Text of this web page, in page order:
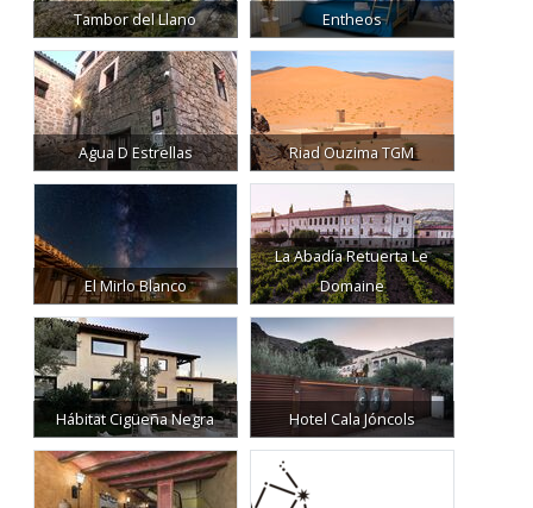
Tambor del Llano Entheos
Agua D Estrellas Riad Ouzima TGM
El Mirlo Blanco
La Abadía Retuerta Le
Domaine
Hábitat Cigüeña Negra Hotel Cala Jóncols